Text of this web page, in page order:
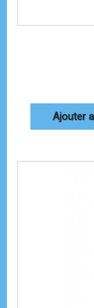
Ajouter